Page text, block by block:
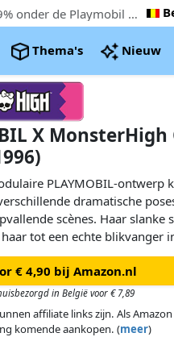
De goedkoopste PLAYMOBIL X MonsterHigh Cleo De Nile™ (71996). Nu € 4,90 bij Amazon.nl, 39% onder de Playmobil adviesprijs
Thema's Nieuw
X MonsterHigh
PLAYMOBIL-ontwerp
dramatische
scènes. Haar slanke
tot een echte blikvanger
De compacte handtas zorgt
verhaal.
te mixen, matchen en
beleven fans Cleo’s
€ 4,90 bij Amazon.nl
in België voor € 7,89
affiliate links zijn. Als
komende aankopen. (meer)